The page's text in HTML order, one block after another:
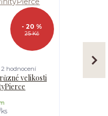
25 Kč
- 20 %
2 hodnocení
velikosti
ks